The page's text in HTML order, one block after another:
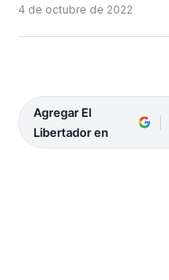
4 de octubre de 2022
Agregar El
Libertador en